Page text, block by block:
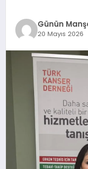
ANA DEMO
MAGAZIN
KRIPTO PARA
GEZI & SEYAHAT
Günün
20 Mayıs 2026